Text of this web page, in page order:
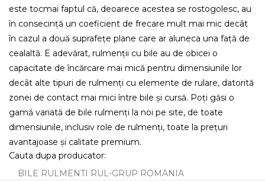
este tocmai faptul că, deoarece acestea se rostogolesc, au
în consecință un coeficient de frecare mult mai mic decât
în cazul a două suprafețe plane care ar aluneca una față de
cealaltă. E adevărat, rulmenții cu bile au de obicei o
capacitate de încărcare mai mică pentru dimensiunile lor
decât alte tipuri de rulmenți cu elemente de rulare, datorită
zonei de contact mai mici între bile și cursă. Poți găsi o
gamă variată de bile rulmenți la noi pe site, de toate
dimensiunile, inclusiv role de rulmenți, toate la prețuri
avantajoase și calitate premium.
Cauta dupa producator:
BILE RULMENTI RUL-GRUP ROMANIA